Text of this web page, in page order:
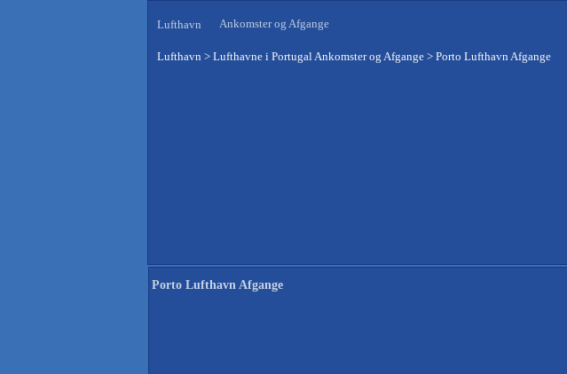
Lufthavn Ankomster og Afgange
Lufthavn > Lufthavne i Portugal Ankomster og Afgange > Porto Lufthavn Afgange
Porto Lufthavn Afgange